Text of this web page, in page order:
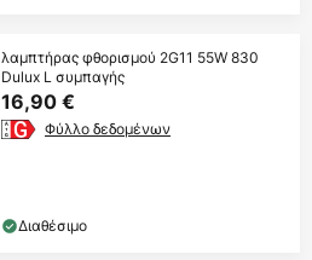
λαμπτήρας φθορισμού 2G11 55W 830
Dulux L συμπαγής
16,90 €
Φύλλο δεδομένων
Διαθέσιμο